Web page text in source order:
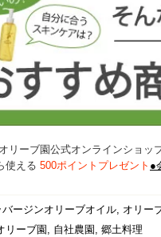
リーブ園公式オンラインショッ
使える 500ポイントプレゼント ●
バージンオリーブオイル オリー
リーブ園 自社農園 郷土料理